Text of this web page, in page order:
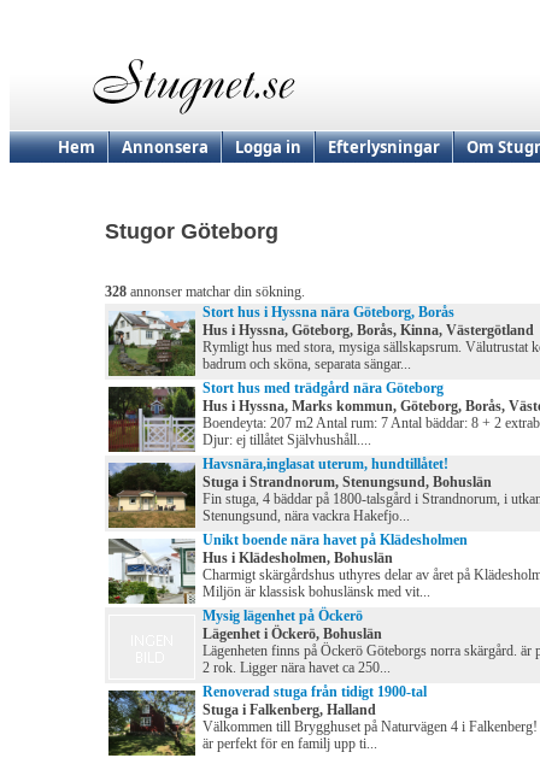
Hem Annonsera Logga in Efterlysningar Om
Stugor Göteborg
328 annonser matchar din sökning.
Stort hus i Hyssna nära Göteborg, Borås
Hus i Hyssna, Göteborg, Borås, Kinna, Västergötland
Rymligt hus med stora, mysiga sällskapsrum. Välutrustat
badrum och sköna, separata sängar...
Stort hus med trädgård nära Göteborg
Hus i Hyssna, Marks kommun, Göteborg, Borås,
Boendeyta: 207 m2 Antal rum: 7 Antal bäddar: 8 + 2
Djur: ej tillåtet Självhushåll....
Havsnära,inglasat uterum, hundtillåtet!
Stuga i Strandnorum, Stenungsund, Bohuslän
Fin stuga, 4 bäddar på 1800-talsgård i Strandnorum, i
Stenungsund, nära vackra Hakefjo...
Unikt boende nära havet på Klädesholmen
Hus i Klädesholmen, Bohuslän
Charmigt skärgårdshus uthyres delar av året på
Miljön är klassisk bohuslänsk med vit...
Mysig lägenhet på Öckerö
Lägenhet i Öckerö, Bohuslän
Lägenheten finns på Öckerö Göteborgs norra skärgård. är
2 rok. Ligger nära havet ca 250...
Renoverad stuga från tidigt 1900-tal
Stuga i Falkenberg, Halland
Välkommen till Brygghuset på Naturvägen 4 i Falkenberg!
är perfekt för en familj upp ti...